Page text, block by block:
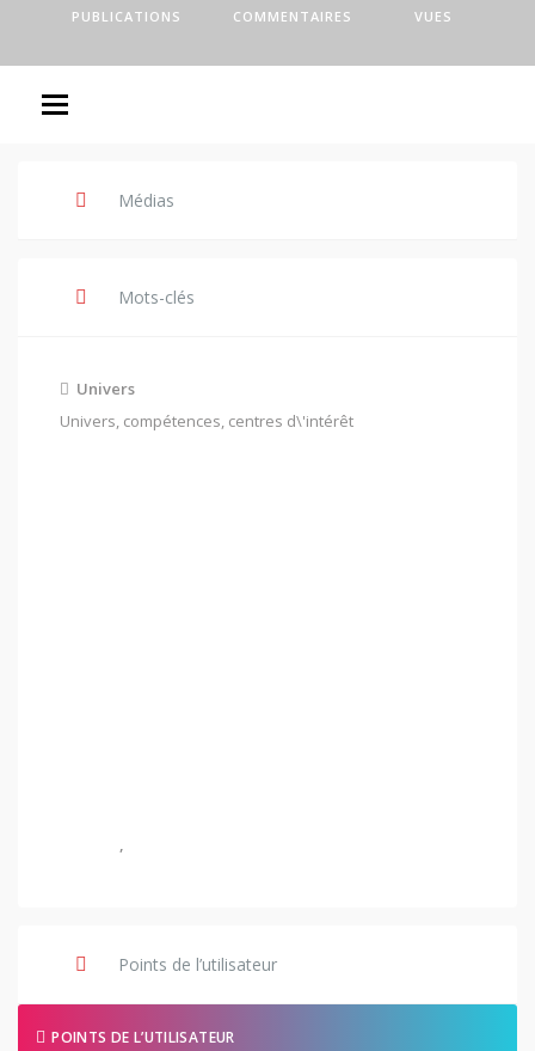
PUBLICATIONS COMMENTAIRES VUES
Médias
Mots-clés
Univers
Univers, compétences, centres d\'intérêt
,
Points de l’utilisateur
POINTS DE L’UTILISATEUR